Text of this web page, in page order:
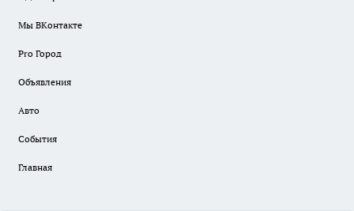
Мы ВКонтакте
Pro Город
Объявления
Авто
События
Главная